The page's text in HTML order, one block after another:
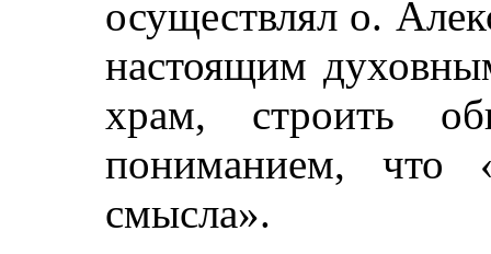
осуществлял о.
настоящим
храм, строить
пониманием,
смысла».